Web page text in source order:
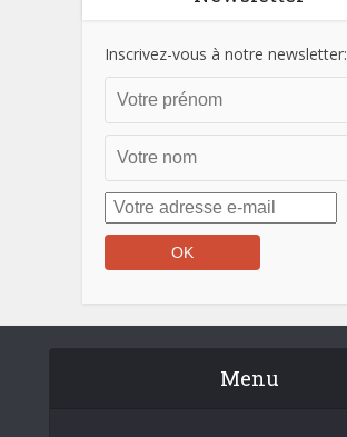
Inscrivez-vous à notre newsletter:
Menu